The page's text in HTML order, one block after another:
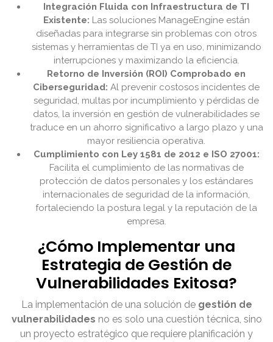
Integración Fluida con Infraestructura de TI
Existente: Las soluciones ManageEngine están
diseñadas para integrarse sin problemas con otros
sistemas y herramientas de TI ya en uso, minimizando
interrupciones y maximizando la eficiencia.
Retorno de Inversión (ROI) Comprobado en
Ciberseguridad: Al prevenir costosos incidentes de
seguridad, multas por incumplimiento y pérdidas de
datos, la inversión en gestión de vulnerabilidades se
traduce en un ahorro significativo a largo plazo y una
mayor resiliencia operativa.
Cumplimiento con Ley 1581 de 2012 e ISO 27001:
Facilita el cumplimiento de las normativas de
protección de datos personales y los estándares
internacionales de seguridad de la información,
fortaleciendo la postura legal y la reputación de la
empresa.
¿Cómo Implementar una
Estrategia de Gestión de
Vulnerabilidades Exitosa?
La implementación de una solución de gestión de
vulnerabilidades no es solo una cuestión técnica, sino
un proyecto estratégico que requiere planificación y